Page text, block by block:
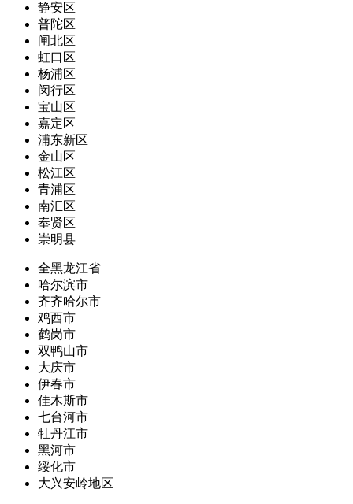
静安区
普陀区
闸北区
虹口区
杨浦区
闵行区
宝山区
嘉定区
浦东新区
金山区
松江区
青浦区
南汇区
奉贤区
崇明县
全黑龙江省
哈尔滨市
齐齐哈尔市
鸡西市
鹤岗市
双鸭山市
大庆市
伊春市
佳木斯市
七台河市
牡丹江市
黑河市
绥化市
大兴安岭地区